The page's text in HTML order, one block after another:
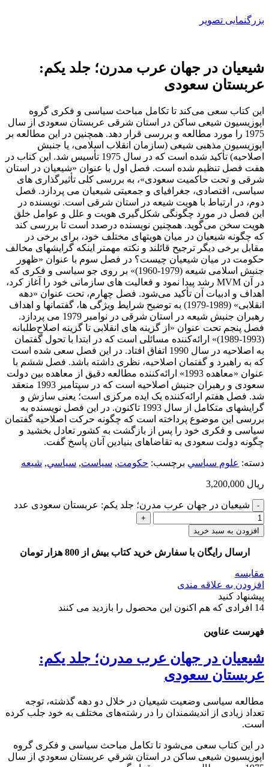
بزرگنمایی تصویر
شیعیان در جهان عرب مدرن؛ جلد یکم:
عربستان سعودی
این کتاب سعی می‌کند تا تکامل مباحث سیاسی و فکری گروه
اپوزیسیون شیعی ساکن در استان شرقی عربستان سعودی از سال
1975 را مورد مطالعه و بررسی قرار دهد. همچنین در این مطالعه بر
اپوزیسیون مذهبی شیعی (سازمان انقلاب اسلامی، یا جنبش
اصلاحیه) تأکید شده است که در سال 1975 تأسیس شد. این کتاب در
هفت فصل تنظیم شده است. فصل اول با عنوان «شیعیان در استان
شرقی و تحت حاکمیت سعودی»، به بررسی کلی تأثیرگذاری های
سیاسی، اقتصادی، جغرافیای و جمعیتی شیعیان می پردازد. فصل
دوم، در ارتباط با هویت شیعه در استان شرقی است. نویسنده در
این فصل در مورد چگونگی شکل‌گیری هویت و علل و عوامل خلق
هویت سخن می‌گوید. همچنین نویسنده درصدد است تا بررسی کند
که چگونه شیعیان در میان هویتهای مختلف خود، برای برخی در
مقابل برخی دیگر ترجیح قائلند و نکته مهمتر اینکه گرایشهای مخالف
حکومت در میان شیعیان چیست؟ در فصل سوم با عنوان «ظهور
جنبش اسلامی شیعه (1979-1960)» بر روی جو سیاسی و فکری که
در آن MVM رشد پیدا نمود و فعالیت های سازمانی خود را آغاز کرد،
اهداف و ادبیات آن تأکید می‌شود. فصل چهارم، تحت عنوان «دهه
انقلابی» (1989-1979) به توضیح شرایط ویژگی ها، گفتمانها و اهداف
رهبران جنبش شیعه در استان شرقی در نوامبر 1979 می پردازد.
فصل پنجم تحت عنوان «از گزینه های انقلابی تا گزینه اصلاح‌طلبانه
(1993-1989)» ارائه‌کننده مسائلی است که در ابتدا با تحول گفتمان
به اصلاحیه در سال 1990 اتفاق افتاد. در این فصل سعی شده است
که به راهبرد و گفتمان اصلاحیه، نظری داشته باشد. فصل ششم با
عنوان «معاهده 1993» ارائه‌کننده مطالعه دقیق از معاهده بین دولت
سعودی و رهبران جنبش اصلاحیه است که در سپتامبر 1993 منعقد
شد. فصل هفتم ارائه‌کننده یک ایده مرکزی است؛ یعنی سازش و
گرایشهای متکامل از سال 1993 تاکنون. در این فصل نویسنده به
بررسی این موضوع پرداخته است که چگونه حرکت اصلاحیه گفتمان
سیاسی و فکری خود را پس از بازگشت به کشور تعادل بخشید و
چگونه دولت سعودی به تقاضاهای بنیادین آنان پاسخ گفت.
دسته: علوم سياسي برچسب: حكومت, سياست, سياسي, شيعه
ریال
شیعیان در جهان عرب مدرن؛ جلد یکم: عربستان سعودی عدد
افزودن به سبد خرید
ارسال رایگان با سفارش خرید کتاب بیش از 800 هزار تومان
مقایسه
افزودن به علاقه مندی
پیشنهاد کنید
14 افرادی که هم اکنون این محصول را بازدید می کنند
فهرست عناوین
شیعیان در جهان عرب مدرن؛ جلد یکم:
عربستان سعودی
مطالعه سياسی وضعيت شیعیان در خلال دو دهه گذشته، توجه
تعداد زيادی از انديشمندان را در رشته‌های مختلف به خود جلب کرده
است.
در اين کتاب سعی می‌شود تا تکامل مباحث سياسی و فکری گروه
اپوزيسيون شيعی ساکن در استان شرقي عربستان سعودي از سال